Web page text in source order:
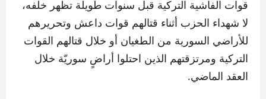
قوات الفاشية التركية قبل سنوات طويلة تظهر خلفه،
لا شهداء الحزب أثناء قتالهم قوات داعش وتحريرهم
للأراضي السورية من الطغيان أو خلال قتالهم القوات
التركية ومرتزقتهم الذين احتلوا أراضٍ سوريّة خلال
العقد الماضي.